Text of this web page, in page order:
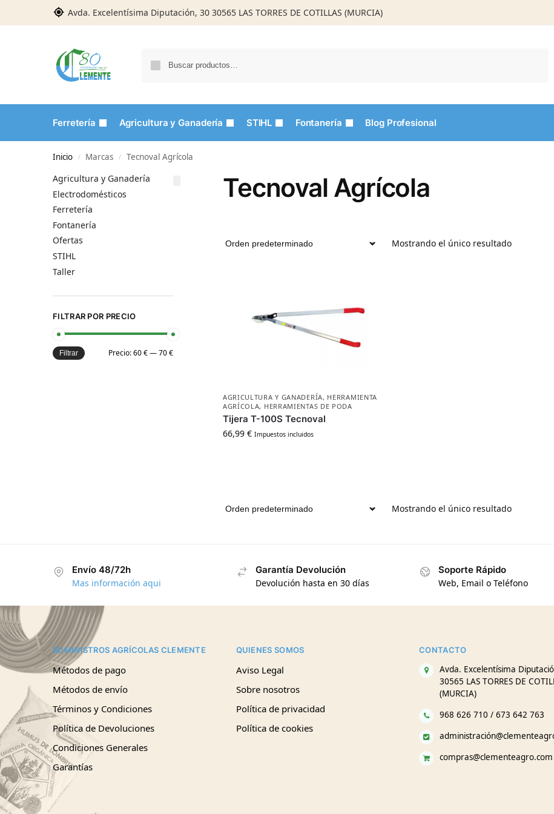
Avda. Excelentísima Diputación, 30 30565 LAS TORRES DE COTILLAS (MURCIA)
Ferretería Agricultura y Ganadería STIHL Fontanería Blog Profesional
Inicio / Marcas / Tecnoval Agrícola
Tecnoval Agrícola
Mostrando el único resultado
AGRICULTURA Y GANADERÍA, HERRAMIENTA
AGRÍCOLA, HERRAMIENTAS DE PODA
Tijera T-100S Tecnoval
66,99 € Impuestos incluidos
Mostrando el único resultado
Agricultura y Ganadería
Electrodomésticos
Ferretería
Fontanería
Ofertas
STIHL
Taller
FILTRAR POR PRECIO
Filtrar Precio:60 €—70 €
Envío 48/72h
Mas información aqui
Garantía Devolución
Devolución hasta en 30 días
Soporte Rápido
Web, Email o Teléfono
SUMINISTROS AGRÍCOLAS CLEMENTE
Métodos de pago
Métodos de envío
Términos y Condiciones
Política de Devoluciones
Condiciones Generales
Garantías
QUIENES SOMOS
Aviso Legal
Sobre nosotros
Política de privacidad
Política de cookies
CONTACTO
Avda. Excelentísima
30565 LAS TORRES DE
(MURCIA)
968 626 710 / 673 642 763
compras@clementeagro.com